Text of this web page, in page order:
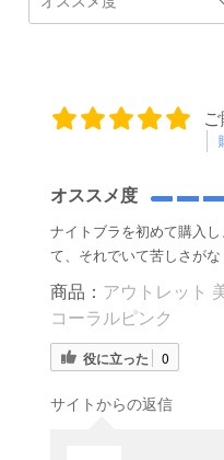
オススメ度
ナイトブラを初めて購入
て、それでいて苦しさがな
商品： アウトレット
コーラルピンク
役に立った 0
サイトからの返信